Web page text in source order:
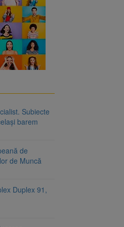
Subiecte
barem
de
de Muncă
Duplex 91,